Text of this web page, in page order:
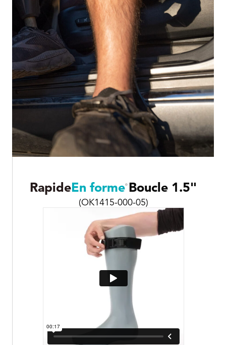
RapideEn forme ® Boucle 1.5"
(OK1415-000-05)